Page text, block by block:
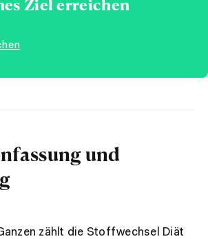
Ziel erreichen
und
zählt die Stoffwechsel Diät